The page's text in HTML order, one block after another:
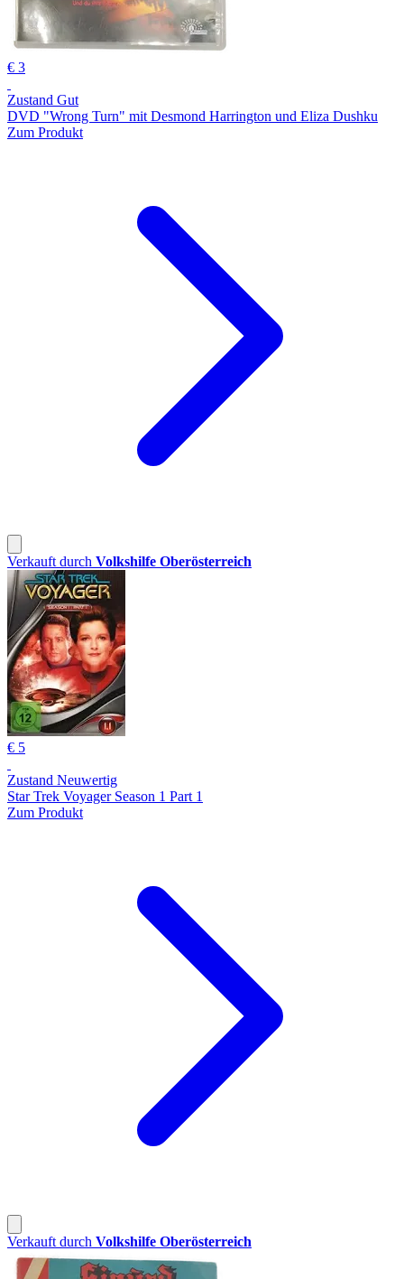
€ 3
Zustand Gut
DVD "Wrong Turn" mit Desmond Harrington und Eliza Dushku
Zum Produkt
Verkauft durch Volkshilfe Oberösterreich
€ 5
Zustand Neuwertig
Star Trek Voyager Season 1 Part 1
Zum Produkt
Verkauft durch Volkshilfe Oberösterreich